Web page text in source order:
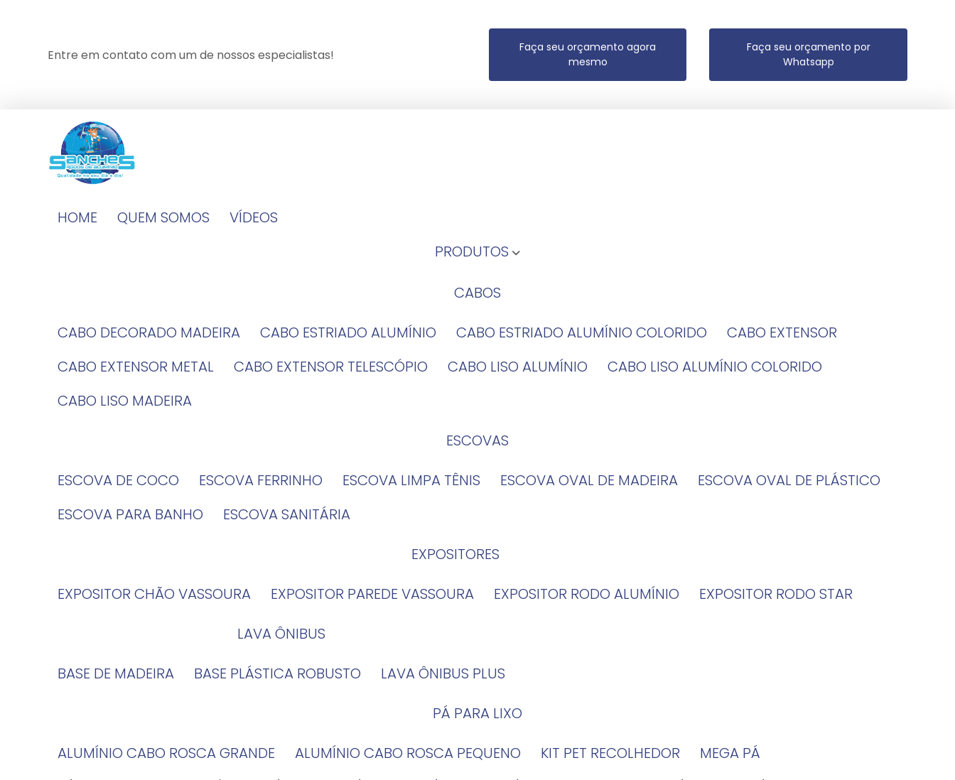
Entre em contato com um de nossos especialistas!
Faça seu orçamento agora
mesmo
Faça seu orçamento por
Whatsapp
HOME QUEM SOMOS
VÍDEOS
PRODUTOS
CABOS
CABO DECORADO MADEIRA
CABO ESTRIADO ALUMÍNIO CABO ESTRIADO ALUMÍNIO COLORIDO
CABO EXTENSOR
CABO EXTENSOR METAL
CABO EXTENSOR TELESCÓPIO CABO LISO ALUMÍNIO
CABO LISO ALUMÍNIO COLORIDO
CABO LISO MADEIRA
ESCOVAS
ESCOVA DE COCO
ESCOVA FERRINHO ESCOVA LIMPA TÊNIS ESCOVA OVAL DE MADEIRA
ESCOVA OVAL DE PLÁSTICO
ESCOVA PARA BANHO
ESCOVA SANITÁRIA
EXPOSITORES
EXPOSITOR CHÃO VASSOURA
EXPOSITOR PAREDE VASSOURA EXPOSITOR RODO ALUMÍNIO
EXPOSITOR RODO STAR
LAVA ÔNIBUS
BASE DE MADEIRA
BASE PLÁSTICA ROBUSTO
LAVA ÔNIBUS PLUS
PÁ PARA LIXO
ALUMÍNIO CABO ROSCA GRANDE
ALUMÍNIO CABO ROSCA PEQUENO KIT PET RECOLHEDOR
MEGA PÁ